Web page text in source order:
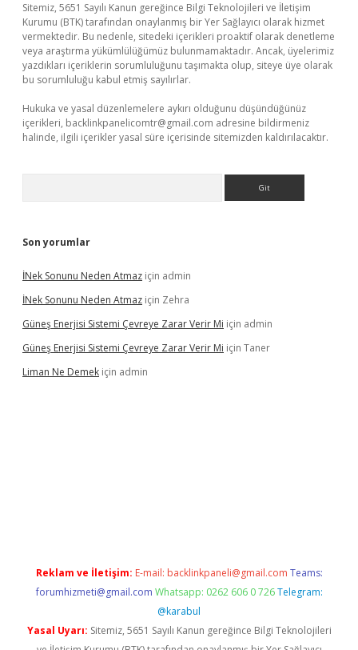
Sitemiz, 5651 Sayılı Kanun gereğince Bilgi Teknolojileri ve İletişim
Kurumu (BTK) tarafından onaylanmış bir Yer Sağlayıcı olarak hizmet
vermektedir. Bu nedenle, sitedeki içerikleri proaktif olarak denetleme
veya araştırma yükümlülüğümüz bulunmamaktadır. Ancak, üyelerimiz
yazdıkları içeriklerin sorumluluğunu taşımakta olup, siteye üye olarak
bu sorumluluğu kabul etmiş sayılırlar.
Hukuka ve yasal düzenlemelere aykırı olduğunu düşündüğünüz
içerikleri, backlinkpanelicomtr@gmail.com adresine bildirmeniz
halinde, ilgili içerikler yasal süre içerisinde sitemizden kaldırılacaktır.
Son yorumlar
İNek Sonunu Neden Atmaz için admin
İNek Sonunu Neden Atmaz için Zehra
Güneş Enerjisi Sistemi Çevreye Zarar Verir Mi için admin
Güneş Enerjisi Sistemi Çevreye Zarar Verir Mi için Taner
Liman Ne Demek için admin
Reklam ve İletişim: E-mail: backlinkpaneli@gmail.com Teams:
forumhizmeti@gmail.com Whatsapp: 0262 606 0 726 Telegram:
@karabul
Yasal Uyarı: Sitemiz, 5651 Sayılı Kanun gereğince Bilgi Teknolojileri